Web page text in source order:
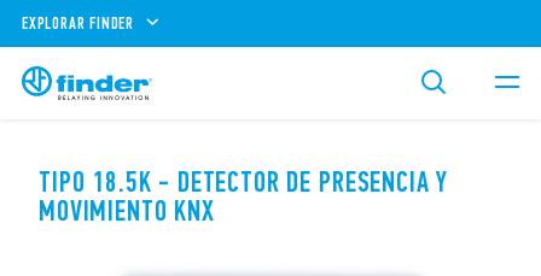
EXPLORAR FINDER
TIPO 18.5K - DETECTOR DE PRESENCIA Y
MOVIMIENTO KNX